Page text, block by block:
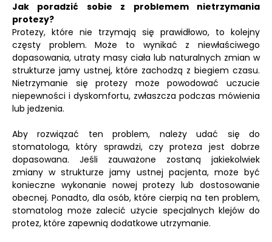
Jak poradzić sobie z problemem nietrzymania
protezy?
Protezy, które nie trzymają się prawidłowo, to kolejny
częsty problem. Może to wynikać z niewłaściwego
dopasowania, utraty masy ciała lub naturalnych zmian w
strukturze jamy ustnej, które zachodzą z biegiem czasu.
Nietrzymanie się protezy może powodować uczucie
niepewności i dyskomfortu, zwłaszcza podczas mówienia
lub jedzenia.
Aby rozwiązać ten problem, należy udać się do
stomatologa, który sprawdzi, czy proteza jest dobrze
dopasowana. Jeśli zauważone zostaną jakiekolwiek
zmiany w strukturze jamy ustnej pacjenta, może być
konieczne wykonanie nowej protezy lub dostosowanie
obecnej. Ponadto, dla osób, które cierpią na ten problem,
stomatolog może zalecić użycie specjalnych klejów do
protez, które zapewnią dodatkowe utrzymanie.